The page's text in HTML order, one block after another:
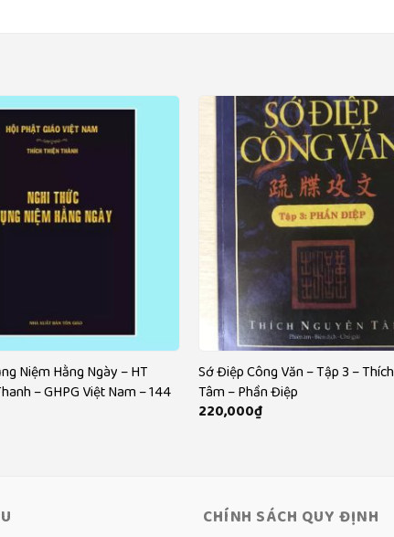
Niệm Hằng Ngày – HT
– GHPG Việt Nam – 144
Sớ Điệp Công Văn – Tập 3 –
Tâm – Phần Điệp
220,000₫
CHÍNH SÁCH QUY ĐỊNH